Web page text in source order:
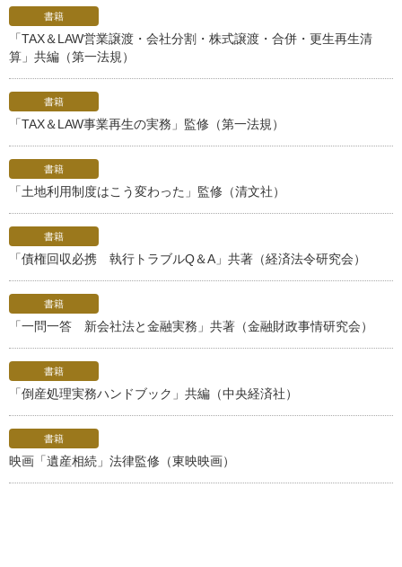
書籍
「TAX＆LAW営業譲渡・会社分割・株式譲渡・合併・更生再生清
算」共編（第一法規）
書籍
「TAX＆LAW事業再生の実務」監修（第一法規）
書籍
「土地利用制度はこう変わった」監修（清文社）
書籍
「債権回収必携 執行トラブルQ＆A」共著（経済法令研究会）
書籍
「一問一答 新会社法と金融実務」共著（金融財政事情研究会）
書籍
「倒産処理実務ハンドブック」共編（中央経済社）
書籍
映画「遺産相続」法律監修（東映映画）